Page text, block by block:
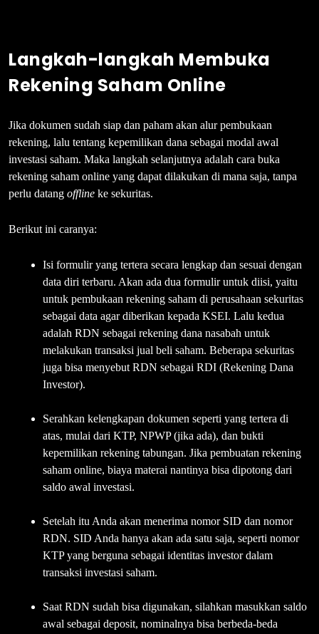
Langkah-langkah Membuka
Rekening Saham Online
Jika dokumen sudah siap dan paham akan alur pembukaan
rekening, lalu tentang kepemilikan dana sebagai modal awal
investasi saham. Maka langkah selanjutnya adalah cara buka
rekening saham online yang dapat dilakukan di mana saja, tanpa
perlu datang offline ke sekuritas.
Berikut ini caranya:
Isi formulir yang tertera secara lengkap dan sesuai dengan
data diri terbaru. Akan ada dua formulir untuk diisi, yaitu
untuk pembukaan rekening saham di perusahaan sekuritas
sebagai data agar diberikan kepada KSEI. Lalu kedua
adalah RDN sebagai rekening dana nasabah untuk
melakukan transaksi jual beli saham. Beberapa sekuritas
juga bisa menyebut RDN sebagai RDI (Rekening Dana
Investor).
Serahkan kelengkapan dokumen seperti yang tertera di
atas, mulai dari KTP, NPWP (jika ada), dan bukti
kepemilikan rekening tabungan. Jika pembuatan rekening
saham online, biaya materai nantinya bisa dipotong dari
saldo awal investasi.
Setelah itu Anda akan menerima nomor SID dan nomor
RDN. SID Anda hanya akan ada satu saja, seperti nomor
KTP yang berguna sebagai identitas investor dalam
transaksi investasi saham.
Saat RDN sudah bisa digunakan, silahkan masukkan saldo
awal sebagai deposit, nominalnya bisa berbeda-beda